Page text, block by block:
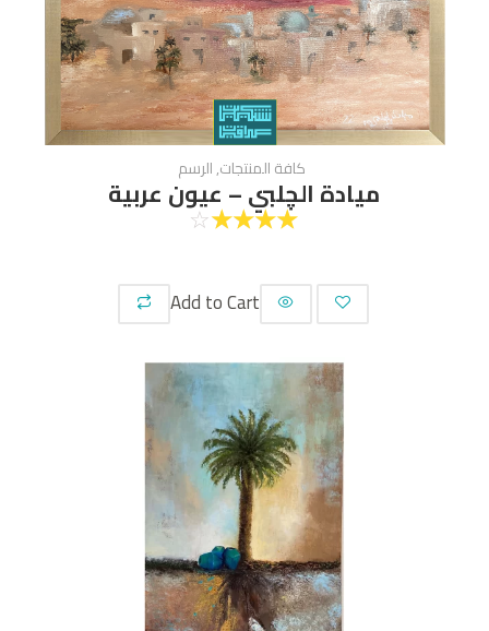
كافة المنتجات,الرسم
ميادة الچلبي – عيون عربية
☆
☆
☆
☆
☆
Add to Cart